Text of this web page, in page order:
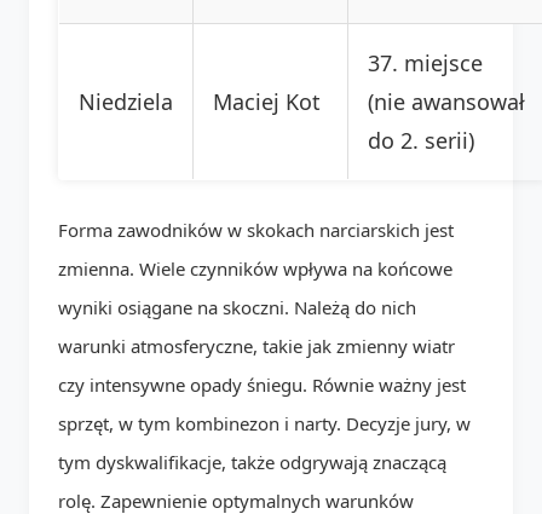
Niedziela Maciej Kot
37. miejsce
(nie awansował
do 2. serii)
Forma zawodników w skokach narciarskich jest
zmienna. Wiele czynników wpływa na końcowe
wyniki osiągane na skoczni. Należą do nich
warunki atmosferyczne, takie jak zmienny wiatr
czy intensywne opady śniegu. Równie ważny jest
sprzęt, w tym kombinezon i narty. Decyzje jury, w
tym dyskwalifikacje, także odgrywają znaczącą
rolę. Zapewnienie optymalnych warunków